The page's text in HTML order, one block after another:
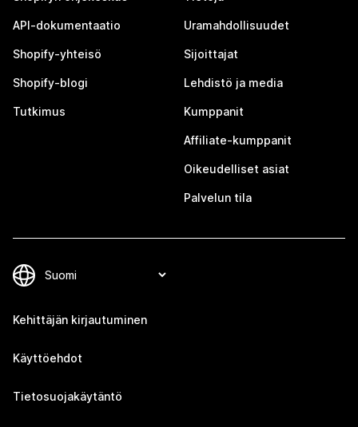
API-dokumentaatio
Shopify-yhteisö
Shopify-blogi
Tutkimus
Uramahdollisuudet
Sijoittajat
Lehdistö ja media
Kumppanit
Affiliate-kumppanit
Oikeudelliset asiat
Palvelun tila
Kehittäjän kirjautuminen
Käyttöehdot
Tietosuojakäytäntö